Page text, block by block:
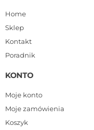
Home
Sklep
Kontakt
Poradnik
KONTO
Moje konto
Moje zamówienia
Koszyk